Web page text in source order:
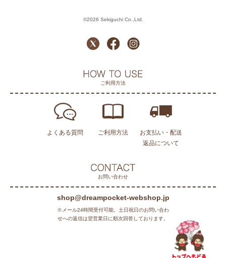
©2026 Sekiguchi Co.,Ltd.
お問い合わせ
shop@dreampocket-webshop.jp
※メール24時間受付可能。土日祝日のお問い合わ
せへの返信は翌営業日に順次回答しております。
ご利用方法
よくある質問 ご利用方法
お支払い・配送
返品について